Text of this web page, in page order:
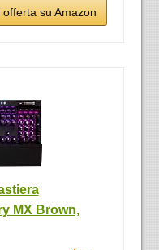
offerta su Amazon
MX Brown,